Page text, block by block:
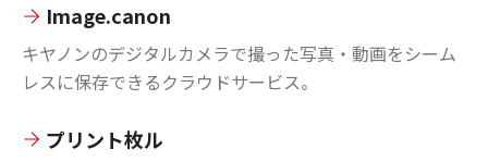
Image.canon
キヤノンのデジタルカメラで撮った写真・動画をシーム
レスに保存できるクラウドサービス。
プリント枚ル